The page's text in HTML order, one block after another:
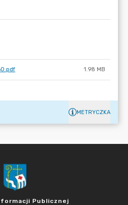
1.98 MB
METRYCZKA
Publicznej